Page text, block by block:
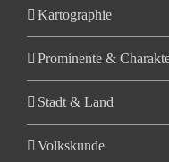
Kartographie
Prominente &
Stadt & Land
Volkskunde